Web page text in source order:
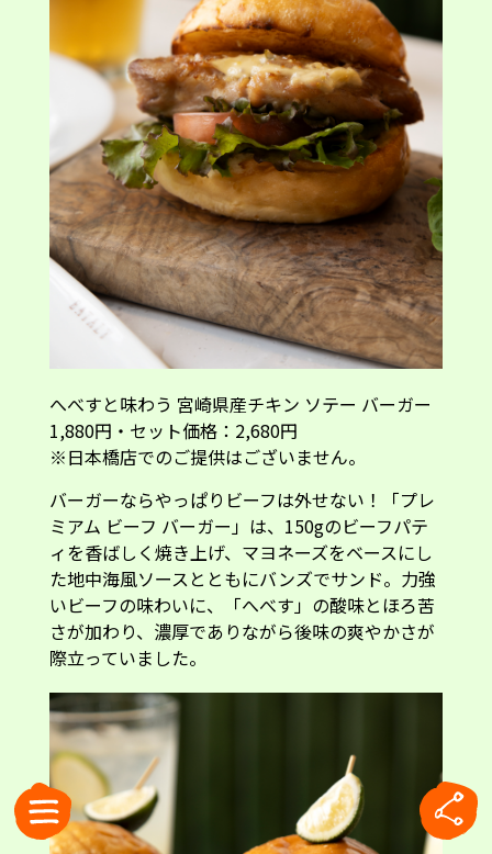
へべすと味わう 宮崎県産チキン ソテー バーガー
1,880円・セット価格：2,680円
※日本橋店でのご提供はございません。
バーガーならやっぱりビーフは外せない！「プレ
ミアム ビーフ バーガー」は、150gのビーフパテ
ィを香ばしく焼き上げ、マヨネーズをベースにし
た地中海風ソースとともにバンズでサンド。力強
いビーフの味わいに、「へべす」の酸味とほろ苦
さが加わり、濃厚でありながら後味の爽やかさが
際立っていました。